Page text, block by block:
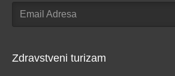
Zdravstveni turizam